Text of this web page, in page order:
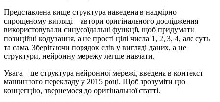
Представлена вище структура наведена в надмірно
спрощеному вигляді – автори оригінального дослідження
використовували синусоїдальні функції, щоб придумати
позиційні кодування, а не прості цілі числа 1, 2, 3, 4, але суть
та сама. Зберігаючи порядок слів у вигляді даних, а не
структури, нейронну мережу легше навчати.
Увага – це структура нейронної мережі, введена в контекст
машинного перекладу у 2015 році. Щоб зрозуміти цю
концепцію, звернемося до оригінальної статті.